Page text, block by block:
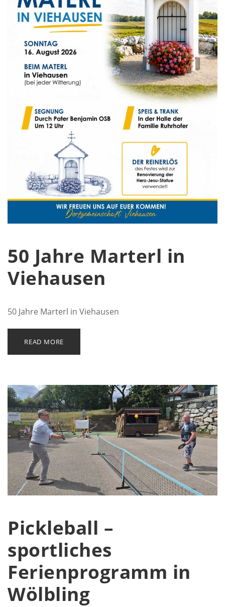
50 Jahre Marterl in
Viehausen
50 Jahre Marterl in Viehausen
READ MORE
Pickleball –
sportliches
Ferienprogramm in
Wölbling